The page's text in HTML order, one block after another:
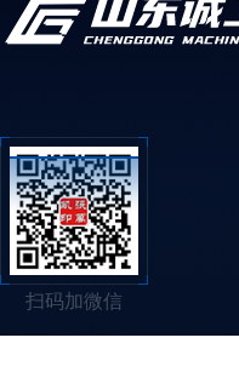
扫码加微信